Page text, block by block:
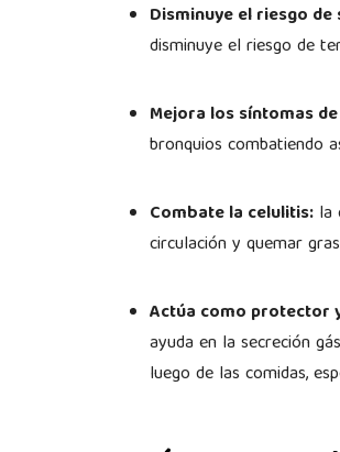
Disminuye el riesgo
disminuye el riesgo de
Mejora los síntomas
bronquios combatiendo
Combate la celulitis: la
circulación y quemar
Actúa como protector
ayuda en la secreción
luego de las comidas,